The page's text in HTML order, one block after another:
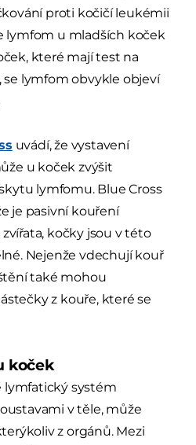
proti kočičí leukémii
lymfom u mladších koček
které mají test na
lymfom obvykle objeví
uvádí, že vystavení
u koček zvýšit
lymfomu. Blue Cross
je pasivní kouření
kočky jsou v této
Nejenže vdechují kouř
také mohou
z kouře, které se
koček
lymfatický systém
v těle, může
z orgánů. Mezi